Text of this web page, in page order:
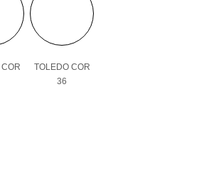
TOLEDO COR
36